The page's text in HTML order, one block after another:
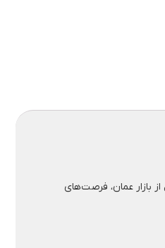
بازار عمان، فرصت‌های